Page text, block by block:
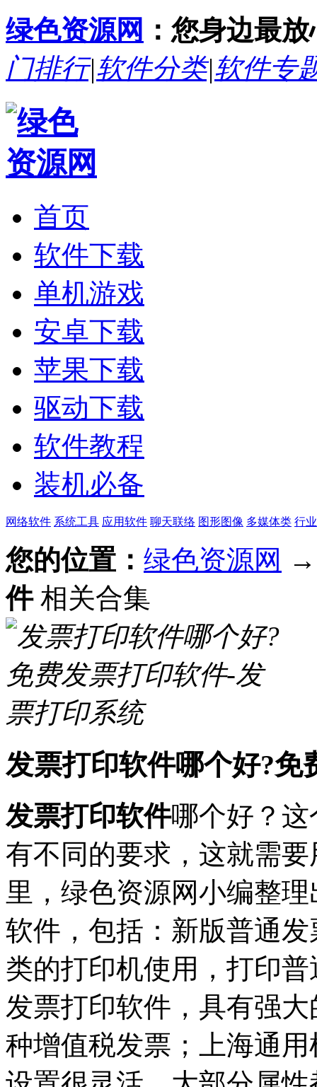
绿色资源网 ：您身边最
门排行|软件分类|软件专
首页
软件下载
单机游戏
安卓下载
苹果下载
驱动下载
软件教程
装机必备
网络软件 系统工具 应用软件 聊天联络 图形图像 多媒体类 行
您的位置： 绿色资源网
件相关合集
发票打印软件哪个好?免
发票打印软件哪个好？
有不同的要求，这就需
里，绿色资源网小编整
软件，包括：新版普通
类的打印机使用，打印
发票打印软件，具有强
种增值税发票；上海通